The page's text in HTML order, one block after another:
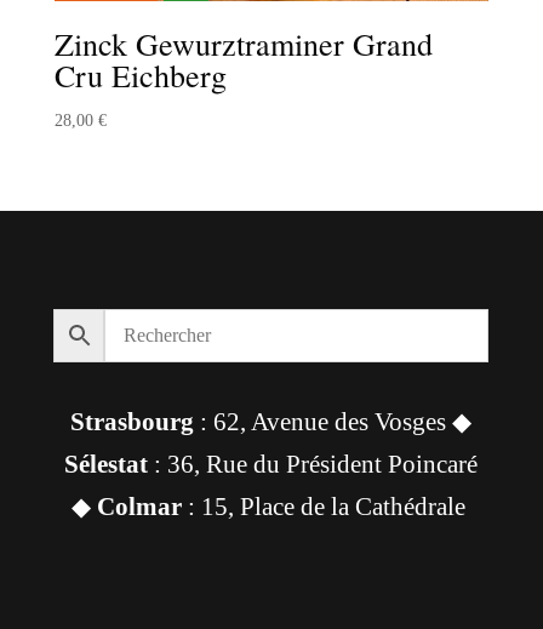
Zinck Gewurztraminer Grand
Cru Eichberg
28,00 €
Strasbourg : 62, Avenue des Vosges ◆
Sélestat : 36, Rue du Président Poincaré
◆ Colmar: 15, Place de la Cathédrale